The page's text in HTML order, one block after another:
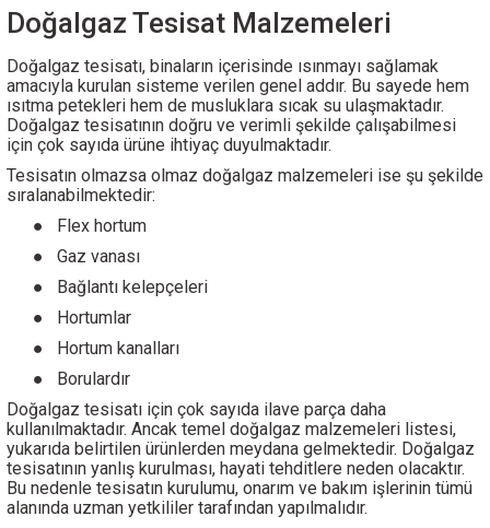
Doğalgaz Tesisat Malzemeleri
Doğalgaz tesisatı, binaların içerisinde ısınmayı sağlamak
amacıyla kurulan sisteme verilen genel addır. Bu sayede hem
ısıtma petekleri hem de musluklara sıcak su ulaşmaktadır.
Doğalgaz tesisatının doğru ve verimli şekilde çalışabilmesi
için çok sayıda ürüne ihtiyaç duyulmaktadır.
Tesisatın olmazsa olmaz doğalgaz malzemeleri ise şu şekilde
sıralanabilmektedir:
●
Flex hortum
●
Gaz vanası
●
Bağlantı kelepçeleri
●
Hortumlar
●
Hortum kanalları
●
Borulardır
Doğalgaz tesisatı için çok sayıda ilave parça daha
kullanılmaktadır. Ancak temel doğalgaz malzemeleri listesi,
yukarıda belirtilen ürünlerden meydana gelmektedir. Doğalgaz
tesisatının yanlış kurulması, hayati tehditlere neden olacaktır.
Bu nedenle tesisatın kurulumu, onarım ve bakım işlerinin tümü
alanında uzman yetkililer tarafından yapılmalıdır.